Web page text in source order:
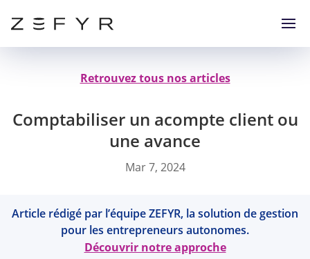
Retrouvez tous nos articles
Comptabiliser un acompte client ou
une avance
Mar 7, 2024
Article rédigé par l’équipe ZEFYR, la solution de gestion
pour les entrepreneurs autonomes.
Découvrir notre approche